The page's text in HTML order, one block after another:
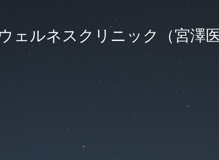
ェルネスクリニック（宮澤